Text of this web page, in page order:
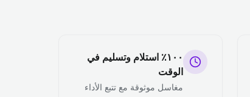
١٠٠٪ استلام وتسليم في
الوقت
مغاسل موثوقة مع تتبع الأداء